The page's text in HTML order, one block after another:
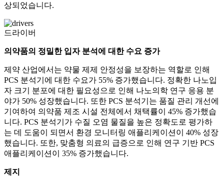
상되었습니다.
드라이버
의약품의 정밀한 입자 분석에 대한 수요 증가
제약 산업에서는 약물 제제 안정성을 보장하는 역할로 인해
PCS 분석기에 대한 수요가 55% 증가했습니다. 정확한 나노입
자 크기 분포에 대한 필요성으로 인해 나노의학 연구 응용 분
야가 50% 성장했습니다. 또한 PCS 분석기는 품질 관리 개선에
기여하여 의약품 제조 시설 전체에서 채택률이 45% 증가했습
니다. PCS 분석기가 수질 오염 물질을 높은 정확도로 평가하
는 데 도움이 되면서 환경 모니터링 애플리케이션이 40% 성장
했습니다. 또한, 맞춤형 의료의 급증으로 인해 연구 기반 PCS
애플리케이션이 35% 증가했습니다.
제지